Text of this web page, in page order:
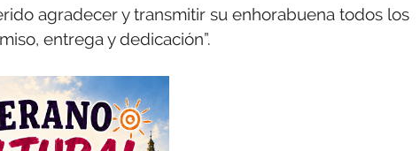
agradecer y transmitir su enhorabuena todos los
entrega y dedicación”.